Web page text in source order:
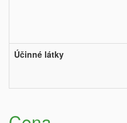
Účinné látky